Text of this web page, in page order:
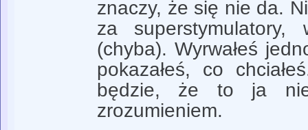
znaczy, że się nie da.
za superstymulatory,
(chyba). Wyrwałeś
pokazałeś, co
będzie, że to ja
zrozumieniem.